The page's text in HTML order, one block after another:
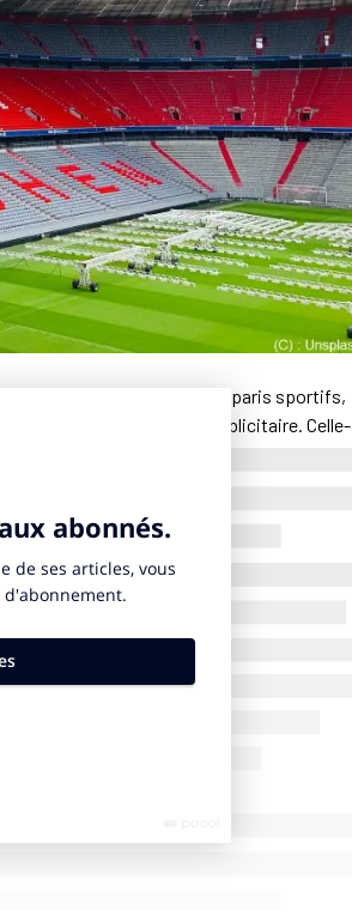
Munich. L’opérateur de paris sportifs,
lancer une campagne publicitaire. Celle-